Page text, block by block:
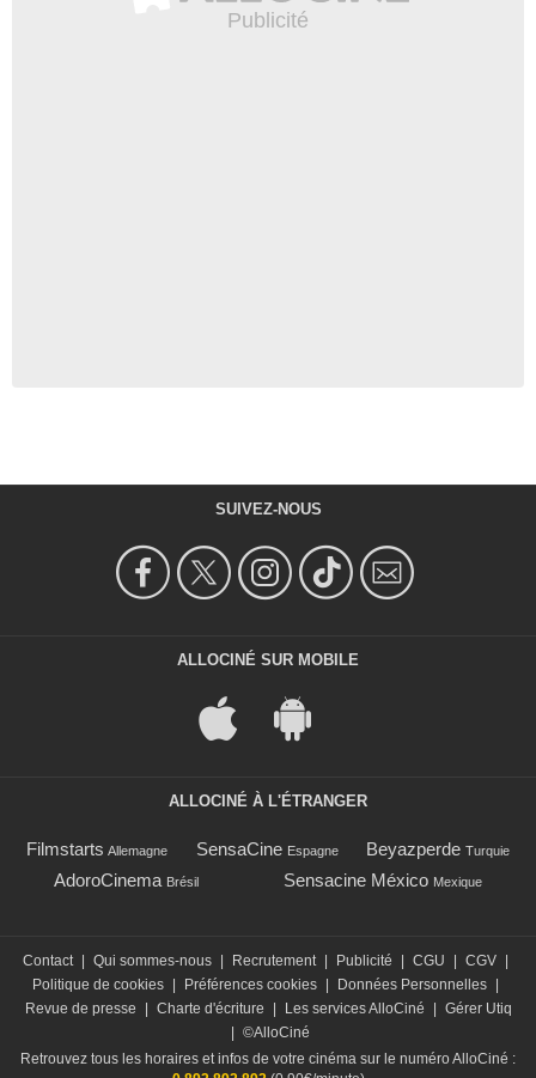
SUIVEZ-NOUS
ALLOCINÉ SUR MOBILE
ALLOCINÉ À L'ÉTRANGER
Filmstarts Allemagne SensaCine Espagne Beyazperde Turquie
AdoroCinema Brésil Sensacine México Mexique
Contact Qui sommes-nous Recrutement Publicité CGU CGV
Politique de cookies
Préférences cookies Données Personnelles
Revue de presse
Charte d'écriture Les services AlloCiné
Gérer Utiq
©AlloCiné
Retrouvez tous les horaires et infos de votre cinéma sur le numéro AlloCiné :